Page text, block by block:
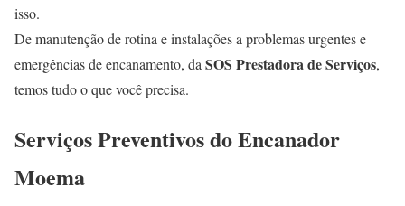
isso.
De manutenção de rotina e instalações a problemas urgentes e
emergências de encanamento, daSOS Prestadora de Serviços,
temos tudo o que você precisa.
Serviços Preventivos do Encanador
Moema